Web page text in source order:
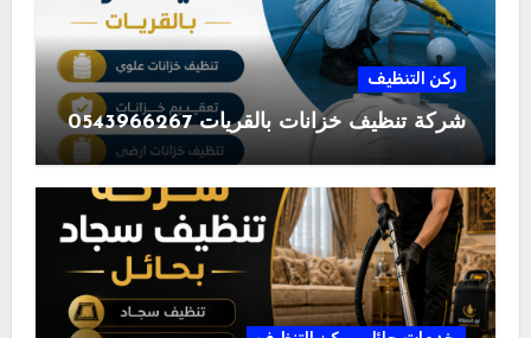
ركن التنظيف
شركة تنظيف خزانات بالقريات 0543966267